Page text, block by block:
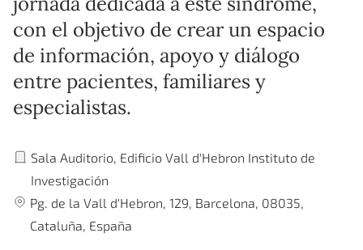
con el objetivo de crear un espacio
de información, apoyo y diálogo
entre pacientes, familiares y
especialistas.
Sede:Sala Auditorio, Edificio Vall d'Hebron Instituto de
Investigación
Dirección:
Pg. de la Vall d'Hebron, 129, Barcelona, 08035,
Cataluña, España